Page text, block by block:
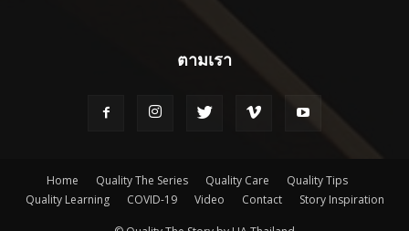
ตามเรา
Home Quality The Series Quality Care
Quality Tips
Quality Learning
COVID-19 Video Contact Story Inspiration